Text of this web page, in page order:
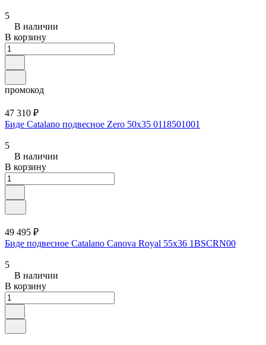
5
В наличии
В корзину
промокод
47 310 ₽
Биде Catalano подвесное Zero 50x35 0118501001
5
В наличии
В корзину
49 495 ₽
Биде подвесное Catalano Canova Royal 55x36 1BSCRN00
5
В наличии
В корзину